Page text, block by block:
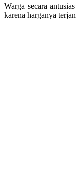
Warga secara
karena harganya